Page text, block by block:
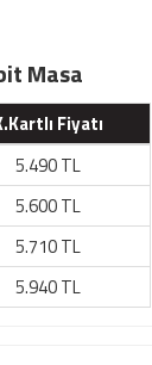
Masa
Fiyatı
5.490 TL
5.600 TL
5.710 TL
5.940 TL